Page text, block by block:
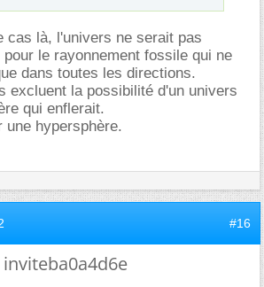
cas là, l'univers ne serait pas
pour le rayonnement fossile qui ne
dans toutes les directions.
excluent la possibilité d'un univers
qui enflerait.
une hypersphère.
#16
inviteba0a4d6e